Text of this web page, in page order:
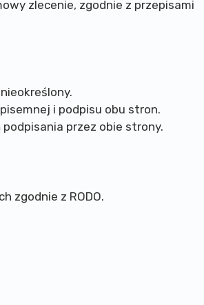
zlecenie, zgodnie z przepisami
i podpisu obu stron.
przez obie strony.
zgodnie z RODO.